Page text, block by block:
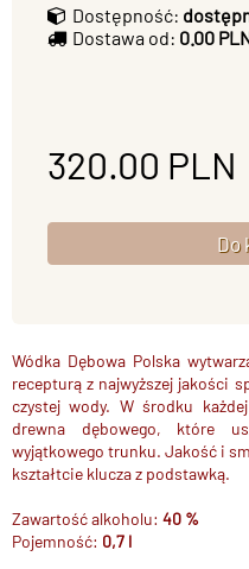
Dostępność:
Dostawa od: 0.00
320.00 PLN
Wódka Dębowa Polska
recepturą z najwyższej jakości
czystej wody. W środku
drewna dębowego, które
wyjątkowego trunku. Jakość i
kształtcie klucza z podstawką.
Zawartość alkoholu: 40 %
Pojemność: 0,7 l